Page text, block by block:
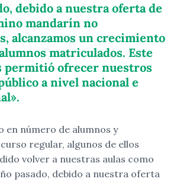
debido a nuestra oferta de
mandarín no
alcanzamos un crecimiento
matriculados. Este
permitió ofrecer nuestros
a nivel nacional e
en número de alumnos y
regular, algunos de ellos
volver a nuestras aulas como
pasado, debido a nuestra oferta